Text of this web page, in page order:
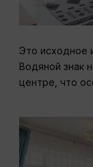
Это исходное
Водяной знак
центре, что